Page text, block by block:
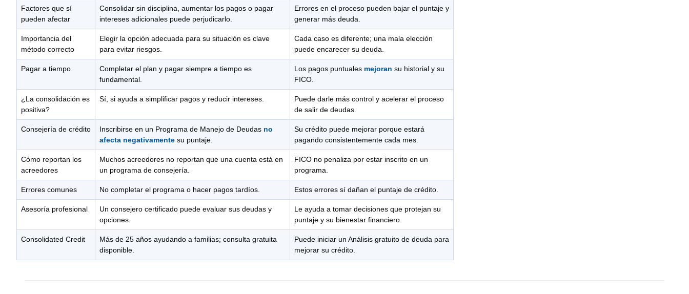
Factores que sí
pueden afectar
Consolidar sin disciplina, aumentar los pagos o pagar
intereses adicionales puede perjudicarlo.
Errores en el proceso pueden bajar el puntaje y
generar más deuda.
Importancia del
método correcto
Elegir la opción adecuada para su situación es clave
para evitar riesgos.
Cada caso es diferente; una mala elección
puede encarecer su deuda.
Pagar a tiempo
Completar el plan y pagar siempre a tiempo es
fundamental.
Los pagos puntuales mejoran su historial y su
FICO.
¿La consolidación es
positiva?
Sí, si ayuda a simplificar pagos y reducir intereses.
Puede darle más control y acelerar el proceso
de salir de deudas.
Consejería de crédito Inscribirse en un Programa de Manejo de Deudas no
afecta negativamente su puntaje.
Su crédito puede mejorar porque estará
pagando consistentemente cada mes.
Cómo reportan los
acreedores
Muchos acreedores no reportan que una cuenta está en
un programa de consejería.
FICO no penaliza por estar inscrito en un
programa.
Errores comunes No completar el programa o hacer pagos tardíos. Estos errores sí dañan el puntaje de crédito.
Asesoría profesional
Un consejero certificado puede evaluar sus deudas y
opciones.
Le ayuda a tomar decisiones que protejan su
puntaje y su bienestar financiero.
Consolidated Credit
Más de 25 años ayudando a familias; consulta gratuita
disponible.
Puede iniciar un Análisis gratuito de deuda para
mejorar su crédito.